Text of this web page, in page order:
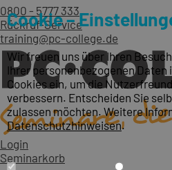
0800 - 5777 333
Rückruf-Service
training@pc-college.de
Login
Seminarkorb
Cookie –
Wir freuen uns über Ihren
Ihrer personenbezogenen
Cookies ein, um die
verbessern. Entscheiden Sie
zulassen möchten. Weitere
Datenschutzhinweisen.